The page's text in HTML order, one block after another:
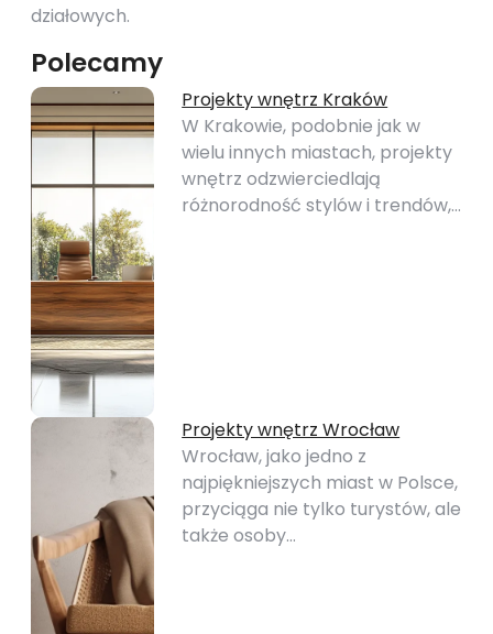
działowych.
Polecamy
Projekty wnętrz Kraków
W Krakowie, podobnie jak w
wielu innych miastach, projekty
wnętrz odzwierciedlają
różnorodność stylów i trendów,…
Projekty wnętrz Wrocław
Wrocław, jako jedno z
najpiękniejszych miast w Polsce,
przyciąga nie tylko turystów, ale
także osoby…